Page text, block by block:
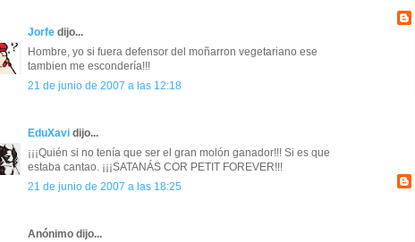
Jorfe dijo...
Hombre, yo si fuera defensor del moñarron vegetariano ese
tambien me escondería!!!
21 de junio de 2007 a las 12:18
EduXavi dijo...
¡¡¡Quién si no tenía que ser el gran molón ganador!!! Si es que
estaba cantao. ¡¡¡SATANÁS COR PETIT FOREVER!!!
21 de junio de 2007 a las 18:25
Anónimo dijo...